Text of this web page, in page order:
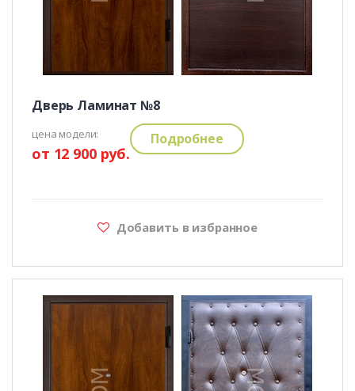
Дверь Ламинат №8
цена модели:
от 12 900 руб.
Подробнее
Добавить в избранное